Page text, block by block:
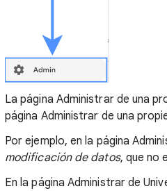
La página Administrar de una
página Administrar de una
Por ejemplo, en la página
modificación de datos, que no
En la página Administrar de